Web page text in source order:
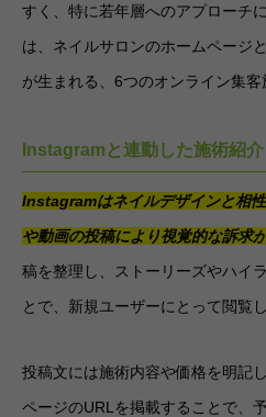
すく、特に若年層へのアプローチ
は、ネイルサロンのホームページ
が生まれる、6つのオンライン集客
Instagramと連動した施術紹介
Instagramはネイルデザインと相
や動画の投稿により視覚的な訴求
稿を整理し、ストーリーズやハイ
とで、新規ユーザーにとって閲覧
投稿文には施術内容や価格を明記
ページのURLを掲載することで、